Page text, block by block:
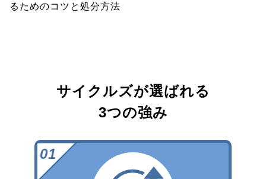
るためのコツと処分方法
サイクルズが選ばれる
3つの強み